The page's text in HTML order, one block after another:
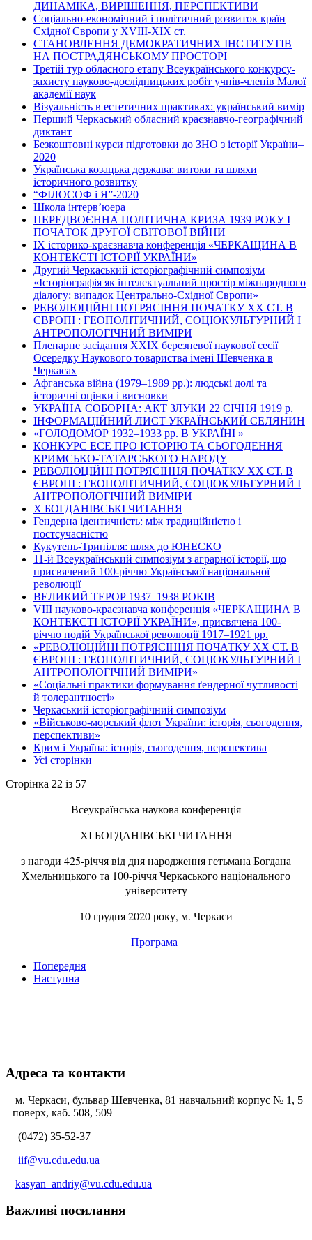
ДИНАМІКА, ВИРІШЕННЯ, ПЕРСПЕКТИВИ
Соціально-економічний і політичний розвиток країн
Східної Європи у ХVІІІ-ХІХ ст.
СТАНОВЛЕННЯ ДЕМОКРАТИЧНИХ ІНСТИТУТІВ
НА ПОСТРАДЯНСЬКОМУ ПРОСТОРІ
Третій тур обласного етапу Всеукраїнського конкурсу-
захисту науково-дослідницьких робіт учнів-членів Малої
академії наук
Візуальність в естетичних практиках: український вимір
Перший Черкаський обласний краєзнавчо-географічний
диктант
Безкоштовні курси підготовки до ЗНО з історії України–
2020
Українська козацька держава: витоки та шляхи
історичного розвитку
“ФІЛОСОФ і Я”-2020
Школа інтерв’юера
ПЕРЕДВОЄННА ПОЛІТИЧНА КРИЗА 1939 РОКУ І
ПОЧАТОК ДРУГОЇ СВІТОВОЇ ВІЙНИ
ІХ історико-краєзнавча конференція «ЧЕРКАЩИНА В
КОНТЕКСТІ ІСТОРІЇ УКРАЇНИ»
Другий Черкаський історіографічний симпозіум
«Історіографія як інтелектуальний простір міжнародного
діалогу: випадок Центрально-Східної Європи»
РЕВОЛЮЦІЙНІ ПОТРЯСІННЯ ПОЧАТКУ ХХ СТ. В
ЄВРОПІ : ГЕОПОЛІТИЧНИЙ, СОЦІОКУЛЬТУРНИЙ І
АНТРОПОЛОГІЧНИЙ ВИМІРИ
Пленарне засідання ХХІХ березневої наукової сесії
Осередку Наукового товариства імені Шевченка в
Черкасах
Афганська війна (1979–1989 рр.): людські долі та
історичні оцінки і висновки
УКРАЇНА СОБОРНА: АКТ ЗЛУКИ 22 СІЧНЯ 1919 р.
ІНФОРМАЦІЙНИЙ ЛИСТ УКРАЇНСЬКИЙ СЕЛЯНИН
«ГОЛОДОМОР 1932–1933 рр. В УКРАЇНІ »
КОНКУРС ЕСЕ ПРО ІСТОРІЮ ТА СЬОГОДЕННЯ
КРИМСЬКО-ТАТАРСЬКОГО НАРОДУ
РЕВОЛЮЦІЙНІ ПОТРЯСІННЯ ПОЧАТКУ ХХ СТ. В
ЄВРОПІ : ГЕОПОЛІТИЧНИЙ, СОЦІОКУЛЬТУРНИЙ І
АНТРОПОЛОГІЧНИЙ ВИМІРИ
Х БОГДАНІВСЬКІ ЧИТАННЯ
Гендерна ідентичність: між традиційністю і
постсучасністю
Кукутень-Трипілля: шлях до ЮНЕСКО
11-й Всеукраїнський симпозіум з аграрної історії, що
присвячений 100-річчю Української національної
революції
ВЕЛИКИЙ ТЕРОР 1937–1938 РОКІВ
VІІІ науково-краєзнавча конференція «ЧЕРКАЩИНА В
КОНТЕКСТІ ІСТОРІЇ УКРАЇНИ», присвячена 100-
річчю подій Української революції 1917–1921 рр.
«РЕВОЛЮЦІЙНІ ПОТРЯСІННЯ ПОЧАТКУ ХХ СТ. В
ЄВРОПІ : ГЕОПОЛІТИЧНИЙ, СОЦІОКУЛЬТУРНИЙ І
АНТРОПОЛОГІЧНИЙ ВИМІРИ»
«Соціальні практики формування ґендерної чутливості
й толерантності»
Черкаський історіографічний симпозіум
«Військово-морський флот України: історія, сьогодення,
перспективи»
Крим і Україна: історія, сьогодення, перспектива
Усі сторінки
Сторінка 22 із 57
Всеукраїнська наукова конференція
ХІ БОГДАНІВСЬКІ ЧИТАННЯ
з нагоди 425-річчя від дня народження гетьмана Богдана
Хмельницького та 100-річчя Черкаського національного
університету
10 грудня 2020 року, м. Черкаси
Програма
Попередня
Наступна
Адреса та контакти
м. Черкаси, бульвар Шевченка, 81 навчальний корпус № 1, 5
поверх, каб. 508, 509
(0472) 35-52-37
iif@vu.cdu.edu.ua
kasyan_andriy@vu.cdu.edu.ua
Важливі посилання